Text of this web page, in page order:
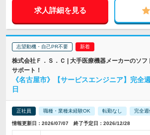
求人詳細を見る
志望動機・自己PR不要
株式会社Ｆ．Ｓ．Ｃ | 大手医療機器メーカーのソ
サポート！
《名古屋市》【サービスエンジニア】完全
日
正社員 職種・業種未経験OK 転勤なし 完全週
情報更新日：2026/07/07 終了予定日：2026/12/28